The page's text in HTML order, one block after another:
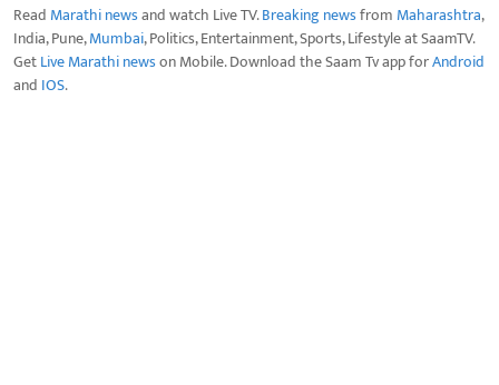
Read Marathi newsand watch Live TV.Breaking newsfrom Maharashtra,
India, Pune,Mumbai, Politics, Entertainment, Sports, Lifestyle at SaamTV.
GetLive Marathi newson Mobile. Download the Saam Tv app forAndroid
and IOS.